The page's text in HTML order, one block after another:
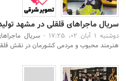
سریال ماجراهای قلقلی در مشهد
دوشنبه 1 آبان 02، 17:25 -
سریال
هنرمند محبوب و مردمی کشورمان در نقش